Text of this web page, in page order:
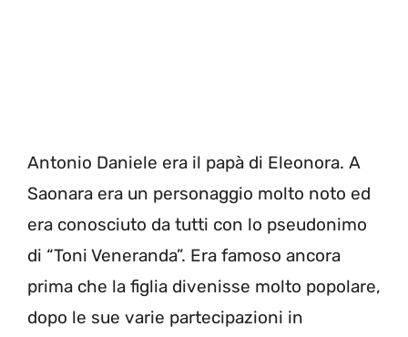
Antonio Daniele era il papà di Eleonora. A
Saonara era un personaggio molto noto ed
era conosciuto da tutti con lo pseudonimo
di “Toni Veneranda”. Era famoso ancora
prima che la figlia divenisse molto popolare,
dopo le sue varie partecipazioni in